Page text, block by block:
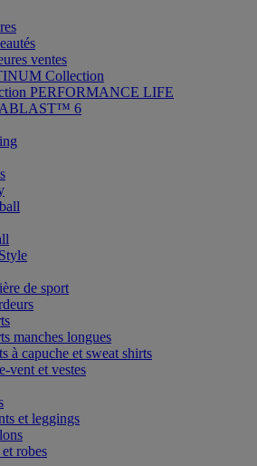
ventes
Collection
PERFORMANCE LIFE
6
de sport
manches longues
à capuche et sweat shirts
vent et vestes
et leggings
et robes